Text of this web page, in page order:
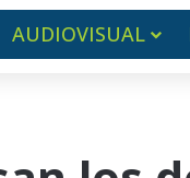
AUDIOVISUAL